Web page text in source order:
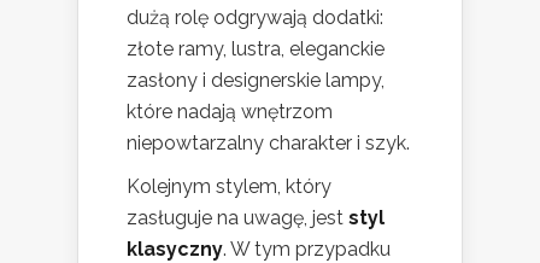
dużą rolę odgrywają dodatki:
złote ramy, lustra, eleganckie
zasłony i designerskie lampy,
które nadają wnętrzom
niepowtarzalny charakter i szyk.
Kolejnym stylem, który
zasługuje na uwagę, jest styl
klasyczny. W tym przypadku